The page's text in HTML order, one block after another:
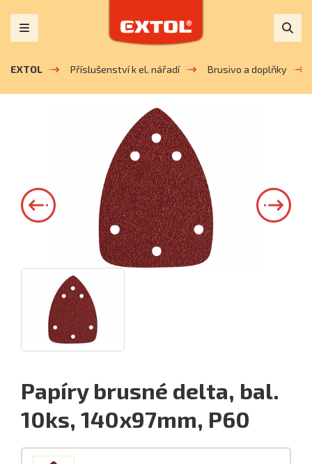
EXTOL Příslušenství k el. nářadí Brusivo a doplňky
Papíry brusné delta, bal.
10ks, 140x97mm, P60